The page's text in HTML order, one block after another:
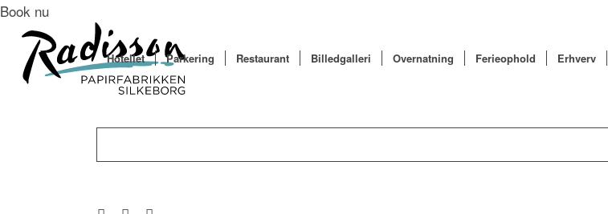
Book nu
Hotellet Parkering Restaurant Billedgalleri Overnatning Ferieophold Erhverv